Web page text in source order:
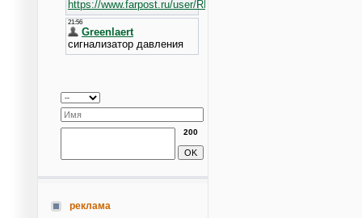
200
реклама